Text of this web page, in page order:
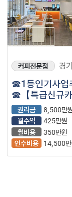
커피전문점 경
☎1등인기사업
☎【특급신규
창업】【수익
500만원】초보
고수익♥남자♥
권리금
8,500만원
월수익
425만원
월비용
350만원
인수비용
14,500만